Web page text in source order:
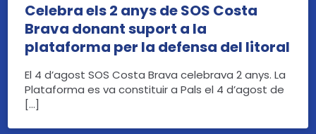
Celebra els 2 anys de SOS Costa
Brava donant suport a la
plataforma per la defensa del litoral
El 4 d’agost SOS Costa Brava celebrava 2 anys. La
Plataforma es va constituir a Pals el 4 d’agost de
[…]